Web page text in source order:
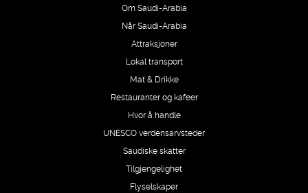
Om Saudi-Arabia
Når Saudi-Arabia
Attraksjoner
Lokal transport
Mat & Drikke
Restauranter og kafeer
Hvor å handle
UNESCO verdensarvsteder
Saudiske skatter
Tilgjengelighet
Flyselskaper